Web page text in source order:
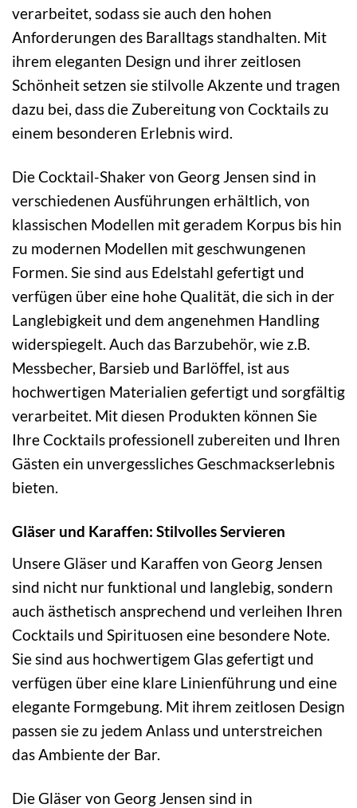
verarbeitet, sodass sie auch den hohen
Anforderungen des Baralltags standhalten. Mit
ihrem eleganten Design und ihrer zeitlosen
Schönheit setzen sie stilvolle Akzente und tragen
dazu bei, dass die Zubereitung von Cocktails zu
einem besonderen Erlebnis wird.
Die Cocktail-Shaker von Georg Jensen sind in
verschiedenen Ausführungen erhältlich, von
klassischen Modellen mit geradem Korpus bis hin
zu modernen Modellen mit geschwungenen
Formen. Sie sind aus Edelstahl gefertigt und
verfügen über eine hohe Qualität, die sich in der
Langlebigkeit und dem angenehmen Handling
widerspiegelt. Auch das Barzubehör, wie z.B.
Messbecher, Barsieb und Barlöffel, ist aus
hochwertigen Materialien gefertigt und sorgfältig
verarbeitet. Mit diesen Produkten können Sie
Ihre Cocktails professionell zubereiten und Ihren
Gästen ein unvergessliches Geschmackserlebnis
bieten.
Gläser und Karaffen: Stilvolles Servieren
Unsere Gläser und Karaffen von Georg Jensen
sind nicht nur funktional und langlebig, sondern
auch ästhetisch ansprechend und verleihen Ihren
Cocktails und Spirituosen eine besondere Note.
Sie sind aus hochwertigem Glas gefertigt und
verfügen über eine klare Linienführung und eine
elegante Formgebung. Mit ihrem zeitlosen Design
passen sie zu jedem Anlass und unterstreichen
das Ambiente der Bar.
Die Gläser von Georg Jensen sind in